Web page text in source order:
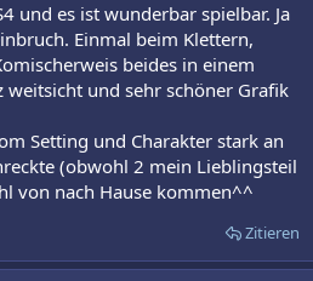
und es ist wunderbar spielbar. Ja
Einmal beim Klettern,
beides in einem
weitsicht und sehr schöner Grafik
Setting und Charakter stark an
(obwohl 2 mein Lieblingsteil
von nach Hause kommen^^
Zitieren